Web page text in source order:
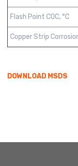
Flash Point COC, °C
Copper Strip
DOWNLOAD MSDS